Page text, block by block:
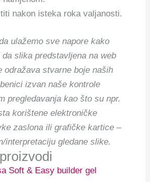
nakon isteka roka valjanosti.
ulažemo sve napore kako
slika predstavljena na web
odražava stvarne boje naših
izvan naše kontrole
pregledavanja kao što su npr.
korištene elektroničke
zaslona ili grafičke kartice –
interpretaciju gledane slike.